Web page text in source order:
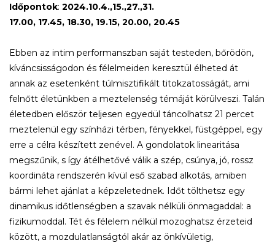
Időpontok: 2024.10.4.,15.,27.,31.
17.00, 17.45, 18.30, 19.15, 20.00, 20.45
Ebben az intim performanszban saját testeden, bőrödön,
kíváncsisságodon és félelmeiden keresztül élheted át
annak az esetenként túlmisztifikált titokzatosságát, ami
felnőtt életünkben a meztelenség témáját körülveszi. Talán
életedben először teljesen egyedül táncolhatsz 21 percet
meztelenül egy színházi térben, fényekkel, füstgéppel, egy
erre a célra készített zenével. A gondolatok linearitása
megszűnik, s így átélhetővé válik a szép, csúnya, jó, rossz
koordináta rendszerén kívül eső szabad alkotás, amiben
bármi lehet ajánlat a képzeletednek. Időt tölthetsz egy
dinamikus időtlenségben a szavak nélküli önmagaddal: a
fizikumoddal. Tét és félelem nélkül mozoghatsz érzeteid
között, a mozdulatlanságtól akár az önkívületig,